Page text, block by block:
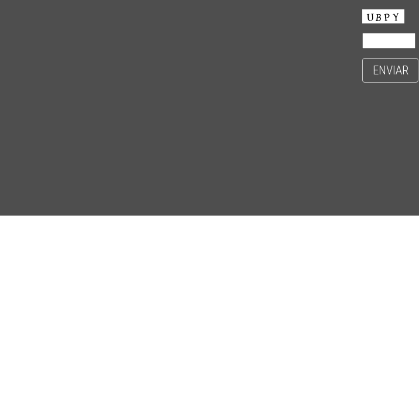
ENVIAR